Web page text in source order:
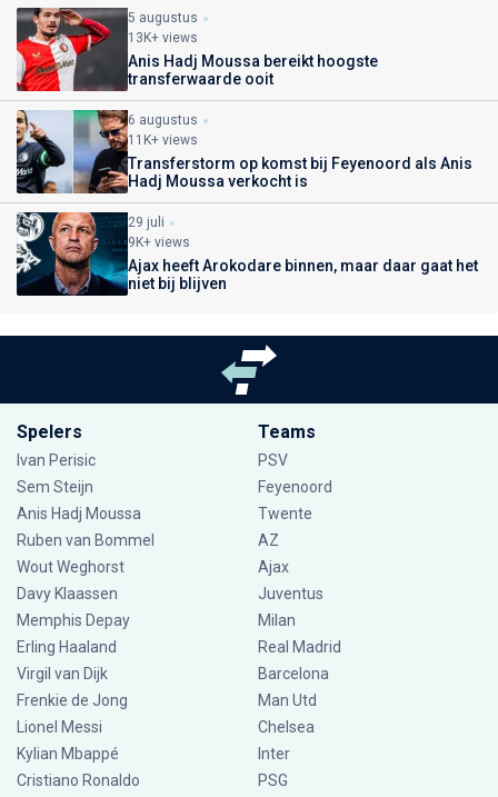
5 augustus
13K+ views
Anis Hadj Moussa bereikt hoogste
transferwaarde ooit
6 augustus
11K+ views
Transferstorm op komst bij Feyenoord als Anis
Hadj Moussa verkocht is
29 juli
9K+ views
Ajax heeft Arokodare binnen, maar daar gaat het
niet bij blijven
Spelers
Ivan Perisic
Sem Steijn
Anis Hadj Moussa
Ruben van Bommel
Wout Weghorst
Davy Klaassen
Memphis Depay
Erling Haaland
Virgil van Dijk
Frenkie de Jong
Lionel Messi
Kylian Mbappé
Cristiano Ronaldo
Teams
PSV
Feyenoord
Twente
AZ
Ajax
Juventus
Milan
Real Madrid
Barcelona
Man Utd
Chelsea
Inter
PSG